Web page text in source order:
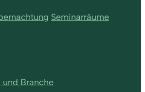
Seminarräume
Branche